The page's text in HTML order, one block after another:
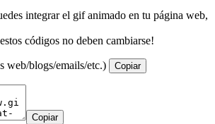
integrar el gif animado en tu página web,
códigos no deben cambiarse!
web/blogs/emails/etc.) Copiar
Copiar